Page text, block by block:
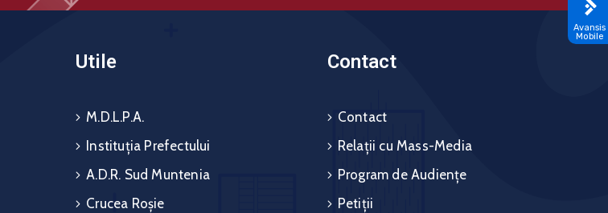
Utile
M.D.L.P.A.
Instituția Prefectului
A.D.R. Sud Muntenia
Crucea Roșie
Contact
Contact
Relații cu Mass-Media
Program de Audiențe
Petiții
Avansis
Mobile